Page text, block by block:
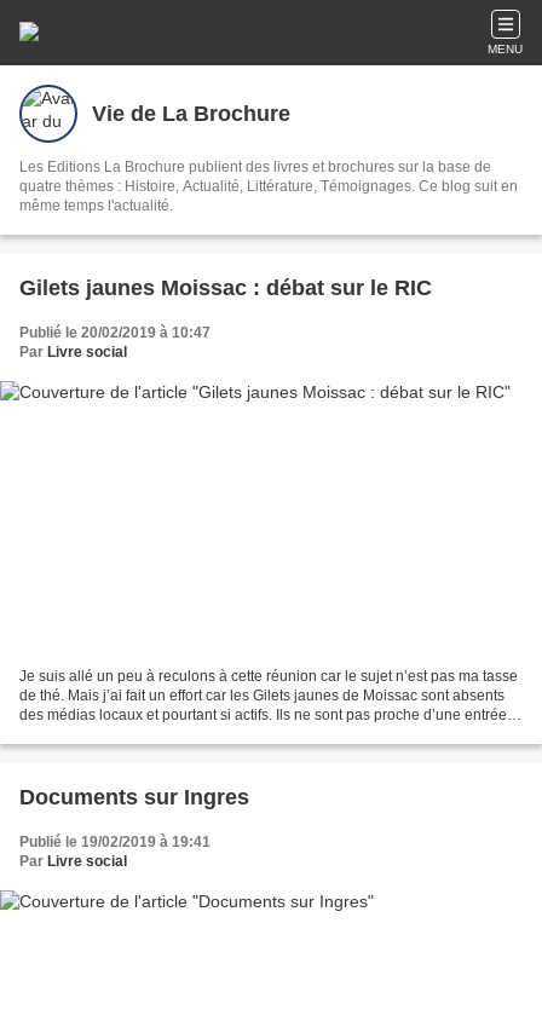
MENU
Vie de La Brochure
Les Editions La Brochure publient des livres et brochures sur la base de
quatre thèmes : Histoire, Actualité, Littérature, Témoignages. Ce blog suit en
même temps l'actualité.
Gilets jaunes Moissac : débat sur le RIC
Publié le 20/02/2019 à 10:47
Par Livre social
Je suis allé un peu à reculons à cette réunion car le sujet n’est pas ma tasse
de thé. Mais j’ai fait un effort car les Gilets jaunes de Moissac sont absents
des médias locaux et pourtant si actifs. Ils ne sont pas proche d’une entrée
Documents sur Ingres
Publié le 19/02/2019 à 19:41
Par Livre social